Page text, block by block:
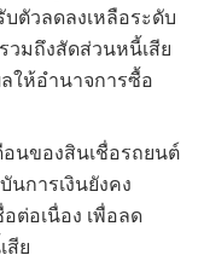
ตัวลดลงเหลือระดับ
วมถึงสัดส่วนหนี้เสีย
ให้อำนาจการซื้อ
อนของสินเชื่อรถยนต์
นการเงินยังคง
ต่อเนื่อง เพื่อลด
สีย